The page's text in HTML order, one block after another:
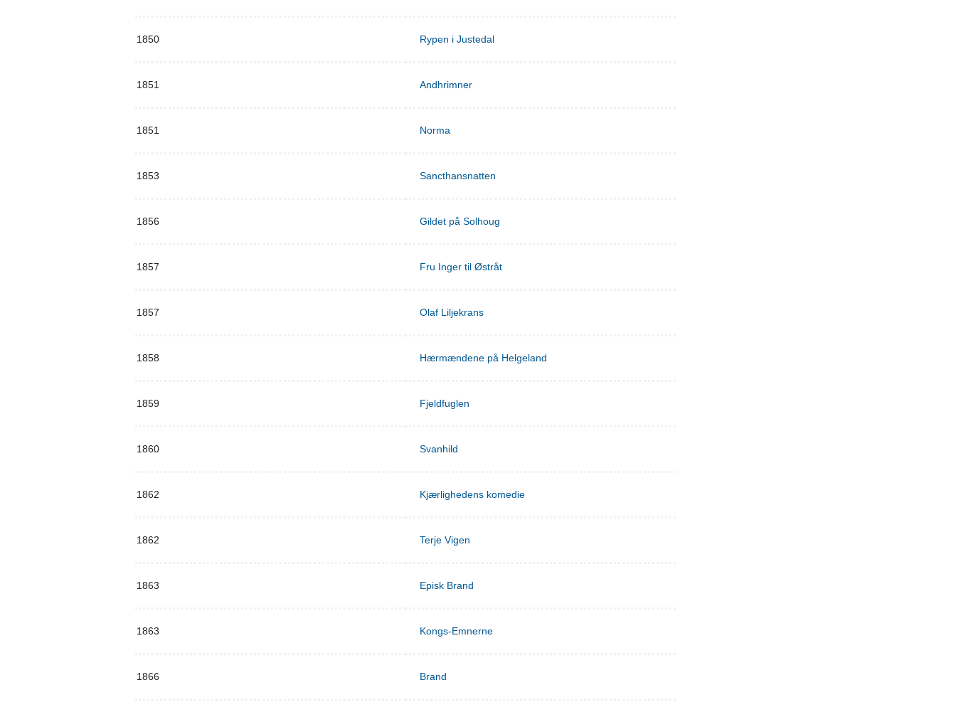
1850 Rypen i Justedal
1851 Andhrimner
1851 Norma
1853 Sancthansnatten
1856 Gildet på Solhoug
1857 Fru Inger til Østråt
1857 Olaf Liljekrans
1858 Hærmændene på Helgeland
1859 Fjeldfuglen
1860 Svanhild
1862 Kjærlighedens komedie
1862 Terje Vigen
1863 Episk Brand
1863 Kongs-Emnerne
1866 Brand